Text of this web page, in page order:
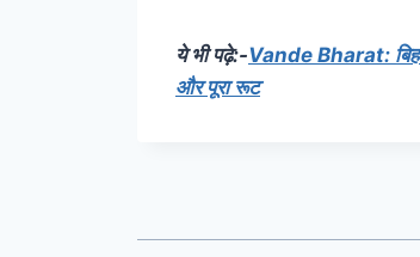
ये भी पढ़े:-Vande Bharat:
और पूरा रूट